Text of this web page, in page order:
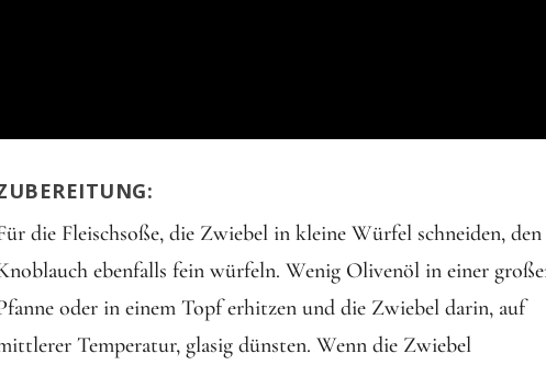
die Fleischsoße, die Zwiebel in kleine Würfel schneiden, den
ebenfalls fein würfeln. Wenig Olivenöl in einer
oder in einem Topf erhitzen und die Zwiebel darin, auf
Temperatur, glasig dünsten. Wenn die Zwiebel